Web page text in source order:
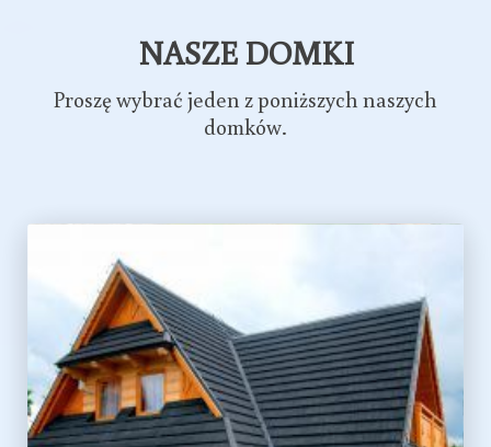
NASZE DOMKI
Proszę wybrać jeden z poniższych naszych
domków.